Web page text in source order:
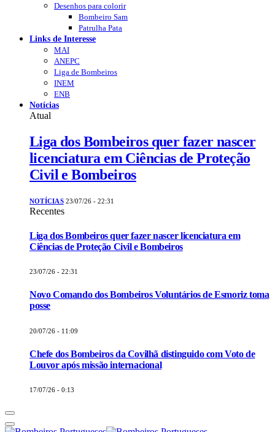
Desenhos para colorir
Bombeiro Sam
Patrulha Pata
Links de Interesse
MAI
ANEPC
Liga de Bombeiros
INEM
ENB
Notícias
Atual
Liga dos Bombeiros quer fazer nascer
licenciatura em Ciências de Proteção
Civil e Bombeiros
NOTÍCIAS 23/07/26 - 22:31
Recentes
Liga dos Bombeiros quer fazer nascer licenciatura em
Ciências de Proteção Civil e Bombeiros
23/07/26 - 22:31
Novo Comando dos Bombeiros Voluntários de Esmoriz toma
posse
20/07/26 - 11:09
Chefe dos Bombeiros da Covilhã distinguido com Voto de
Louvor após missão internacional
17/07/26 - 0:13